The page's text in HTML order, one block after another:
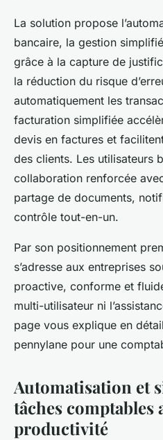
La solution propose
bancaire, la gestion
grâce à la capture de
la réduction du risque
automatiquement les
facturation simplifiée
devis en factures et
des clients. Les utilisateurs
collaboration renforcée
partage de documents,
contrôle tout-en-un.
Par son positionnement
s’adresse aux entreprises
proactive, conforme et
multi-utilisateur ni
page vous explique en
pennylane pour une
Automatisation et
tâches comptables
productivité